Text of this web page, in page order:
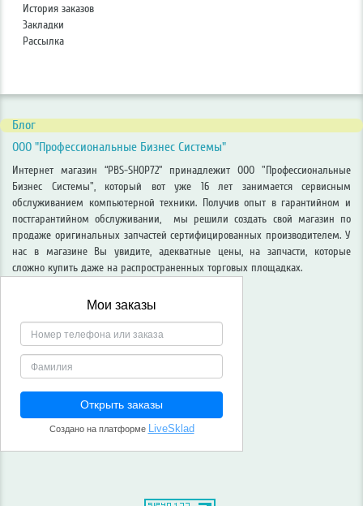
История заказов
Закладки
Рассылка
Блог
ООО "Профессиональные Бизнес Системы"
Интернет магазин “PBS-SHOP72” принадлежит ООО "Профессиональные
Бизнес Системы", который вот уже 16 лет занимается сервисным
обслуживанием компьютерной техники. Получив опыт в гарантийном и
постгарантийном обслуживании, мы решили создать свой магазин по
продаже оригинальных запчастей сертифицированных производителем. У
нас в магазине Вы увидите, адекватные цены, на запчасти, которые
сложно купить даже на распространенных торговых площадках.